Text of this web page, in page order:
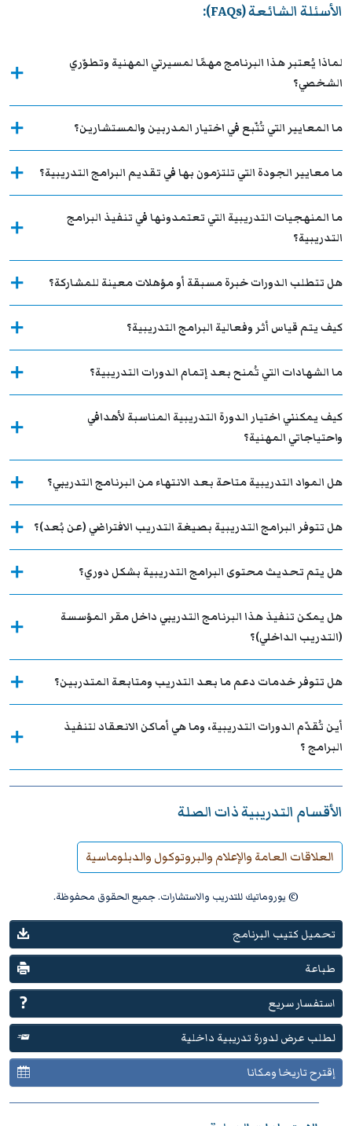
الأسئلة الشائعة (FAQs):
لماذا يُعتبر هذا البرنامج مهمًا لمسيرتي المهنية وتطوّري
الشخصي؟
ما المعايير التي تُتّبع في اختيار المدربين والمستشارين؟
ما معايير الجودة التي تلتزمون بها في تقديم البرامج التدريبية؟
ما المنهجيات التدريبية التي تعتمدونها في تنفيذ البرامج
التدريبية؟
هل تتطلب الدورات خبرة مسبقة أو مؤهلات معينة للمشاركة؟
كيف يتم قياس أثر وفعالية البرامج التدريبية؟
ما الشهادات التي تُمنح بعد إتمام الدورات التدريبية؟
كيف يمكنني اختيار الدورة التدريبية المناسبة لأهدافي
واحتياجاتي المهنية؟
هل المواد التدريبية متاحة بعد الانتهاء من البرنامج التدريبي؟
هل تتوفر البرامج التدريبية بصيغة التدريب الافتراضي (عن بُعد)؟
هل يتم تحديث محتوى البرامج التدريبية بشكل دوري؟
هل يمكن تنفيذ هذا البرنامج التدريبي داخل مقر المؤسسة
(التدريب الداخلي)؟
هل تتوفر خدمات دعم ما بعد التدريب ومتابعة المتدربين؟
أين تُقدّم الدورات التدريبية، وما هي أماكن الانعقاد لتنفيذ
البرامج ؟
الأقسام التدريبية ذات الصلة
العلاقات العامة والإعلام والبروتوكول والدبلوماسية
© يوروماتيك للتدريب والاستشارات. جميع الحقوق محفوظة.
تحميل كتيب البرنامج
طباعة
استفسار سريع
لطلب عرض لدورة تدريبية داخلية
إقترح تاريخا ومكانا